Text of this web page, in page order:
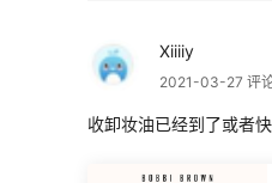
Xiiiiy
2021-03-27 评
收卸妆油已经到了或者